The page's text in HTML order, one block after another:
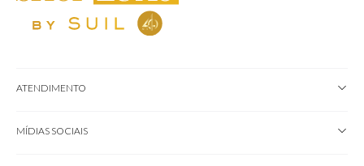
ATENDIMENTO
MÍDIAS SOCIAIS